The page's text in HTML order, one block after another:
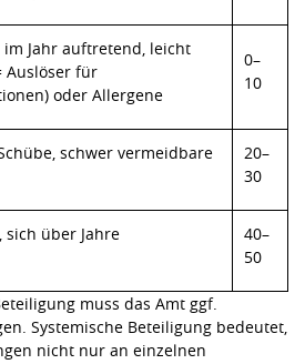
Jahr auftretend, leicht
Auslöser für
oder Allergene
0–
10
schwer vermeidbare
20–
30
über Jahre
40–
50
muss das Amt ggf.
Systemische Beteiligung bedeutet,
nicht nur an einzelnen